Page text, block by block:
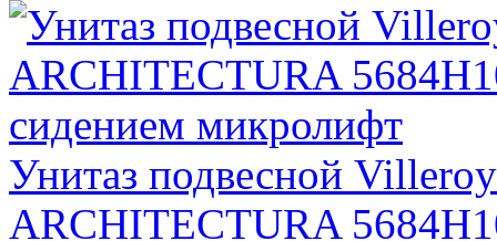
Унитаз подвесной
ARCHITECTURA